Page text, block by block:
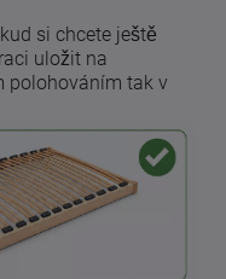
si chcete ještě
uložit na
polohováním tak v